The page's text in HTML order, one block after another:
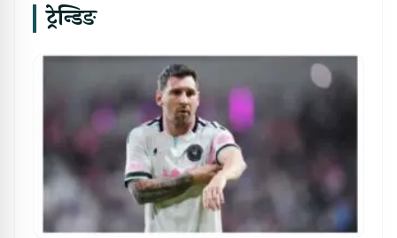
ट्रेन्डिङ